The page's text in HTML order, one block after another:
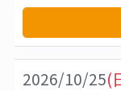
2026/10/25(